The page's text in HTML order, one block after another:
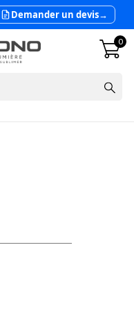
Demander un devis→
0